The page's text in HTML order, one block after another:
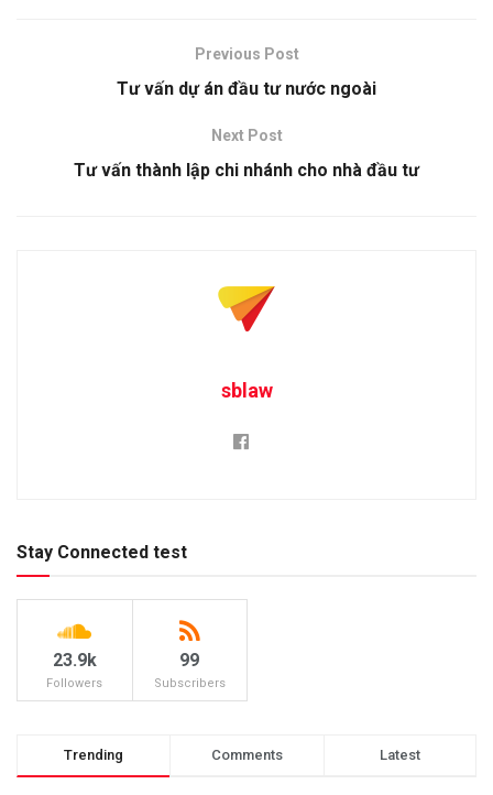
Previous Post
Tư vấn dự án đầu tư nước ngoài
Next Post
Tư vấn thành lập chi nhánh cho nhà đầu tư
sblaw
Stay Connected test
23.9k
Followers
99
Subscribers
Trending Comments Latest